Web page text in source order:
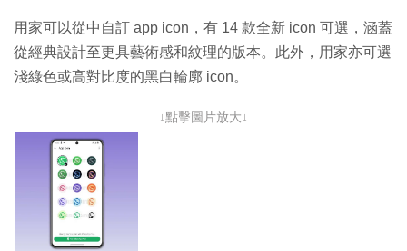
用家可以從中自訂 app icon，有 14 款全新 icon 可選，涵蓋
從經典設計至更具藝術感和紋理的版本。此外，用家亦可選
淺綠色或高對比度的黑白輪廓 icon。
↓點擊圖片放大↓